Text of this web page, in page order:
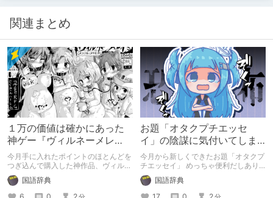
関連まとめ
１万の価値は確かにあった
神ゲー『ヴィルネーメレ
ト』
今月手に入れたポイントのほとんどを
つぎ込んで購入した神作品、ヴィルネ
ーメレトの紹介
国語辞典
お題「オタクプチエッセ
イ」の陰謀に気付いてしま
った、、、、
今月から新しくできたお題「オタクプ
チエッセイ」 めっちゃ便利だしあり
がたいけどこれって、、、、というお
話
国語辞典